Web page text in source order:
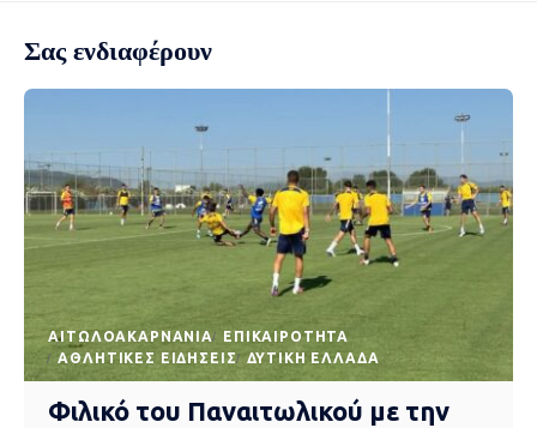
Σας ενδιαφέρουν
AΙΤΩΛΟΑΚΑΡΝΑΝΊΑ
EΠΙΚΑΙΡΌΤΗΤΑ
ΑΘΛΗΤΙΚΈΣ ΕΙΔΉΣΕΙΣ
ΔΥΤΙΚΉ ΕΛΛΆΔΑ
Φιλικό του Παναιτωλικού με την